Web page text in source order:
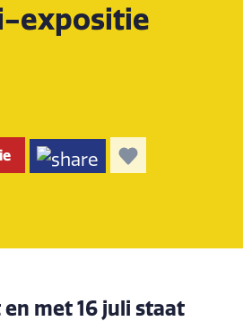
expositie
met 16 juli staat